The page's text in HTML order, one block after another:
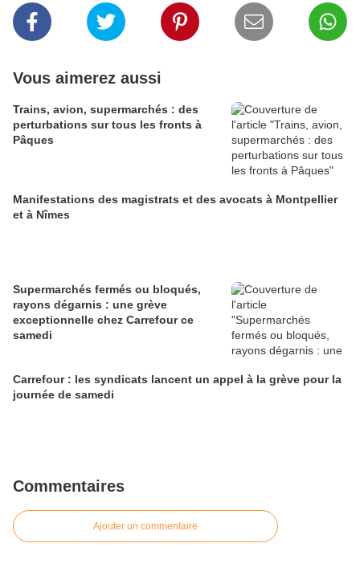
Vous aimerez aussi
Trains, avion, supermarchés : des
perturbations sur tous les fronts à
Pâques
Manifestations des magistrats et des avocats à Montpellier
et à Nîmes
Supermarchés fermés ou bloqués,
rayons dégarnis : une grève
exceptionnelle chez Carrefour ce
samedi
Carrefour : les syndicats lancent un appel à la grève pour la
journée de samedi
Commentaires
Ajouter un commentaire